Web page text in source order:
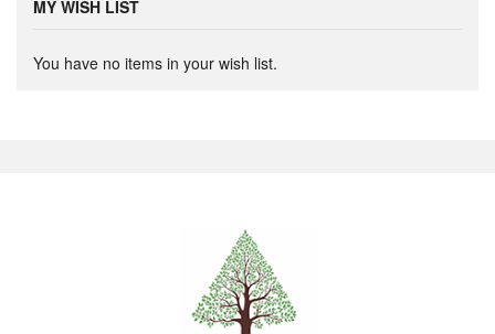
MY WISH LIST
You have no items in your wish list.